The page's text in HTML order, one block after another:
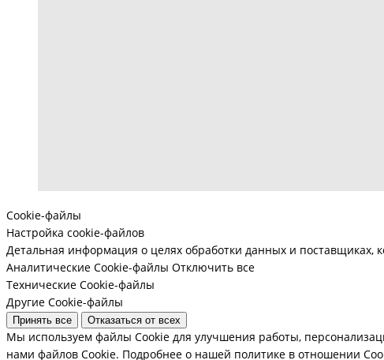
Cookie-файлы
Настройка cookie-файлов
Детальная информация о целях обработки данных и поставщиках,
Аналитические Cookie-файлы Отключить все
Технические Cookie-файлы
Другие Cookie-файлы
Принять все Отказаться от всех
Мы используем файлы Cookie для улучшения работы,
нами файлов Cookie. Подробнее о нашей политике в отношении